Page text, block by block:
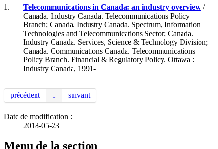
1. Telecommunications in Canada: an industry overview /
Canada. Industry Canada. Telecommunications Policy
Branch; Canada. Industry Canada. Spectrum, Information
Technologies and Telecommunications Sector; Canada.
Industry Canada. Services, Science & Technology Division;
Canada. Communications Canada. Telecommunications
Policy Branch. Financial & Regulatory Policy. Ottawa :
Industry Canada, 1991-
précédent 1 suivant
Date de modification :
2018-05-23
Menu de la section